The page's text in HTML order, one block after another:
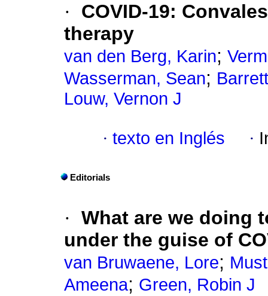
·
COVID-19:
therapy
van den Berg, Karin;
Wasserman, Sean;
Louw, Vernon J
· texto en Inglés ·
Editorials
· What are we doing
under the guise of
van Bruwaene, Lore;
Ameena; Green, Robin J